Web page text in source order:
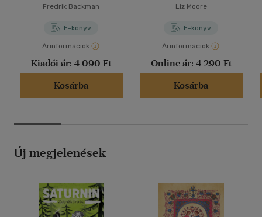
Fredrik Backman
E-könyv
Árinformációk
Kiadói ár: 4 090 Ft
Kosárba
Liz Moore
E-könyv
Árinformációk
Online ár: 4 290 Ft
Kosárba
Új megjelenések